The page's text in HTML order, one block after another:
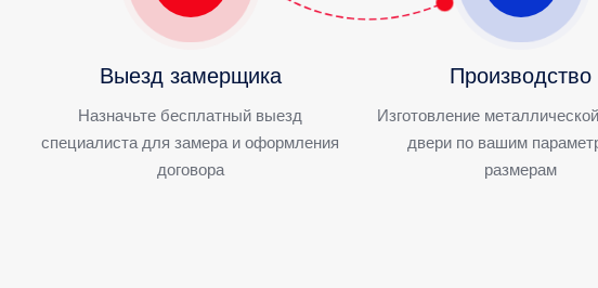
Выезд замерщика
Назначьте бесплатный выезд
специалиста для замера и оформления
договора
Производство
Изготовление
двери по вашим
размерам